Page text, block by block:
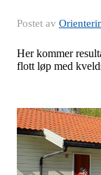
Postet av
Her kommer
flott løp med